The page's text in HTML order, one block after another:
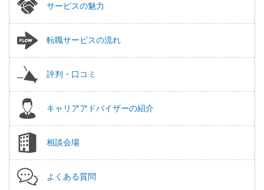
サービスの魅力
転職サービスの流れ
評判・口コミ
キャリアアドバイザーの紹介
相談会場
よくある質問